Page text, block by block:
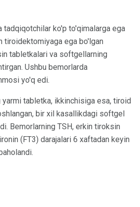
tadqiqotchilar ko'p to'qimalarga ega
tiroidektomiyaga ega bo'lgan
tabletkalari va softgellarning
Ushbu bemorlarda
yo'q edi.
yarmi tabletka, ikkinchisiga esa, tiroid
bir xil kasallikdagi softgel
Bemorlarning TSH, erkin tiroksin
(FT3) darajalari 6 xaftadan keyin